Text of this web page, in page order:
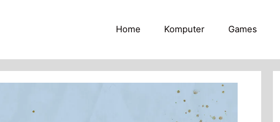
Home Komputer Games